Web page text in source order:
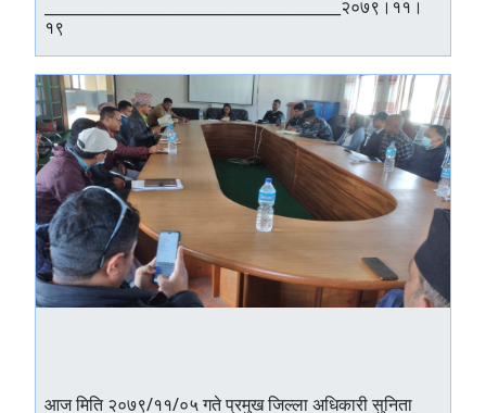
_______________________________________२०७९।११।
१९
आज मिति २०७९/११/०५ गते प्रमुख जिल्ला अधिकारी सुनिता